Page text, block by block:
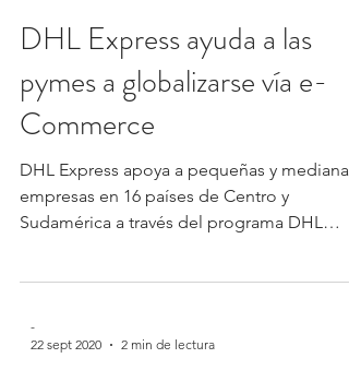
DHL Express ayuda a las
pymes a globalizarse vía e-
Commerce
DHL Express apoya a pequeñas y medianas
empresas en 16 países de Centro y
Sudamérica a través del programa DHL
-
22 sept 2020
2 min de lectura